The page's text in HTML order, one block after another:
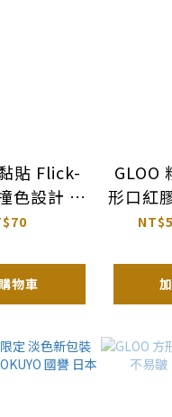
貼 Flick-
色設計 方
消色款｜
物車
GLOO
形口紅
｜